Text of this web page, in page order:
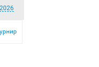
2026